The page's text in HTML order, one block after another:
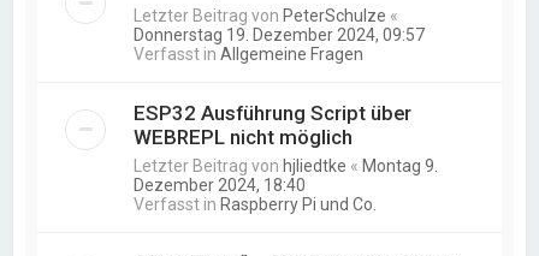
Letzter Beitrag von PeterSchulze «
Donnerstag 19. Dezember 2024, 09:57
Verfasst inAllgemeine Fragen
ESP32 Ausführung Script über
WEBREPL nicht möglich
Letzter Beitrag von hjliedtke « Montag 9.
Dezember 2024, 18:40
Verfasst in Raspberry Pi und Co.